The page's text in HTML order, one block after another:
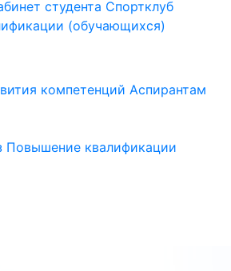
студента Спортклуб
(обучающихся)
компетенций Аспирантам
Повышение квалификации